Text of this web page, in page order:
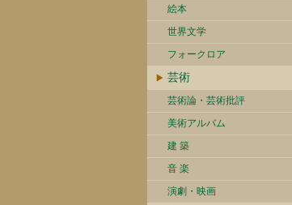
絵本
世界文学
フォークロア
芸術
芸術論・芸術批評
美術アルバム
建 築
音 楽
演劇・映画